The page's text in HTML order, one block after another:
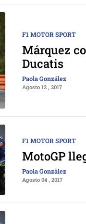
F1 MOTOR SPORT
Márquez
Ducatis
Paola González
Agosto 12 , 2017
F1 MOTOR SPORT
MotoGP
Paola González
Agosto 04 , 2017